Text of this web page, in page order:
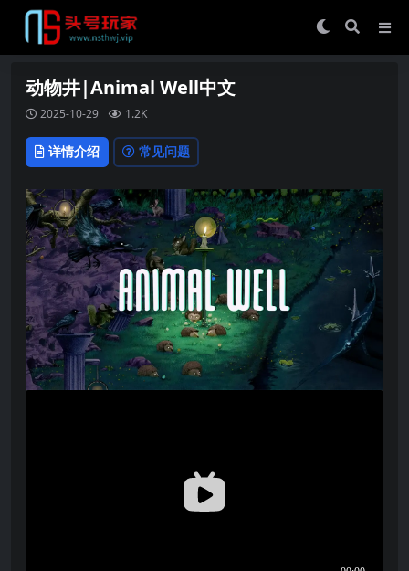
动物井|Animal Well中文
2025-10-29 1.2K
详情介绍 常见问题